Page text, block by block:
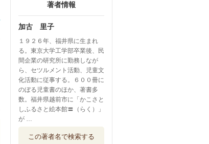
著者情報
加古 里子
１９２６年、福井県に生まれ
る。東京大学工学部卒業後、民
間企業の研究所に勤務しなが
ら、セツルメント活動、児童文
化活動に従事する。６００冊に
のぼる児童書のほか、著書多
数。福井県越前市に「かこさと
しふるさと絵本館〓（らく）」
が …
この著者名で検索する
のやまをこわし...